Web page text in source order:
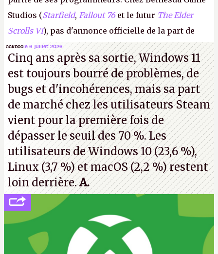
Studios (Starfield, Fallout 76 et le futur The Elder
Scrolls VI), pas d'annonce officielle de la part de
Microsoft, mais le syndicat des employés confirme
de nombreux licenciements.A.
ackboole 6 juillet 2026
Cinq ans après sa sortie, Windows 11
est toujours bourré de problèmes, de
bugs et d'incohérences, mais sa part
de marché chez les utilisateurs Steam
vient pour la première fois de
dépasser le seuil des 70 %. Les
utilisateurs de Windows 10 (23,6 %),
Linux (3,7 %) et macOS (2,2 %) restent
loin derrière.A.